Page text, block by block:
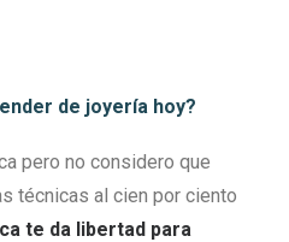
de joyería hoy?
pero no considero que
técnicas al cien por ciento
te da libertad para